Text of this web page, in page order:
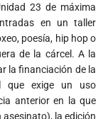
23 de máxima
en un taller
poesía, hip hop o
de la cárcel. A la
la financiación de la
que exige un uso
anterior en la que
la edición